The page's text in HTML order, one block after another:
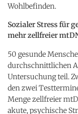
Wohlbefinden.
Sozialer Stress für
mehr zellfreier
50 gesunde
durchschnittlichen
Untersuchung teil.
den zwei
Menge zellfreier
akute, psychische